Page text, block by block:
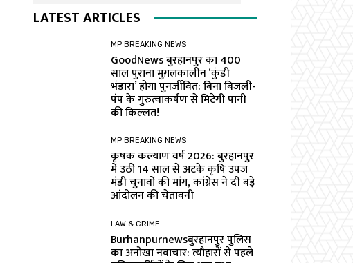
LATEST ARTICLES
MP BREAKING NEWS
GoodNews बुरहानपुर का 400
साल पुराना मुग़लकालीन ‘कुंडी
भंडारा’ होगा पुनर्जीवित: बिना बिजली-
पंप के गुरुत्वाकर्षण से मिटेगी पानी
की किल्लत!
MP BREAKING NEWS
कृषक कल्याण वर्ष 2026: बुरहानपुर
में उठी 14 साल से अटके कृषि उपज
मंडी चुनावों की मांग, कांग्रेस ने दी बड़े
आंदोलन की चेतावनी
LAW & CRIME
Burhanpurnewsबुरहानपुर पुलिस
का अनोखा नवाचार: त्यौहारों से पहले